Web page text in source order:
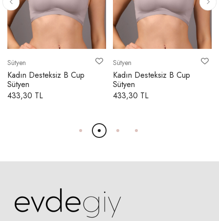
Sütyen
Kadın Desteksiz B Cup
Sütyen
433,30 TL
Sütyen
Kadın Desteksiz B Cup
Sütyen
433,30 TL